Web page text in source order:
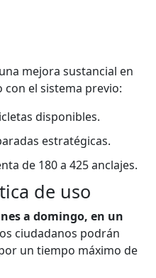
mejora sustancial en
el sistema previo:
disponibles.
estratégicas.
de 180 a 425 anclajes.
de uso
a domingo, en un
ciudadanos podrán
un tiempo máximo de